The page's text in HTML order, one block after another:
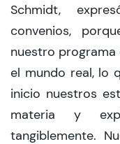
Schmidt,
convenios,
nuestro programa
el mundo real, lo
inicio nuestros
materia y
tangiblemente.